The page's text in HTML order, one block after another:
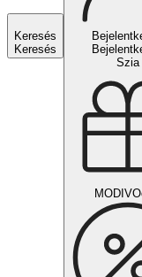
Keresés
Keresés
Szia